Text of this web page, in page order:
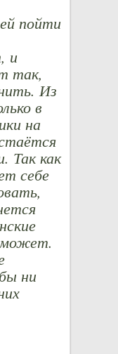
пойти
и
так,
Из
в
на
Так как
себе
ни